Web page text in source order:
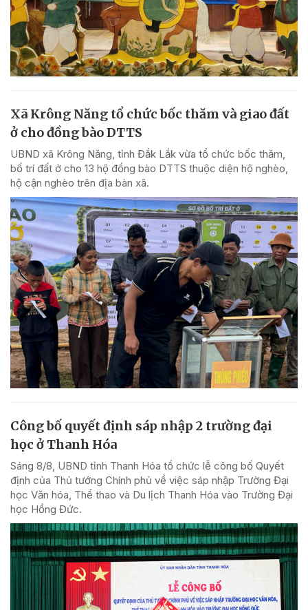
Xã Krông Năng tổ chức bốc thăm và giao đất
ở cho đồng bào DTTS
UBND xã Krông Năng, tỉnh Đắk Lắk vừa tổ chức bốc thăm,
bố trí đất ở cho 13 hộ đồng bào DTTS thuộc diện hộ nghèo,
hộ cận nghèo trên địa bàn xã.
Công bố quyết định sáp nhập 2 trường đại
học ở Thanh Hóa
Sáng 8/8, UBND tỉnh Thanh Hóa tổ chức lễ công bố Quyết
định của Thủ tướng Chính phủ về việc sáp nhập Trường Đại
học Văn hóa, Thể thao và Du lịch Thanh Hóa vào Trường Đại
học Hồng Đức.